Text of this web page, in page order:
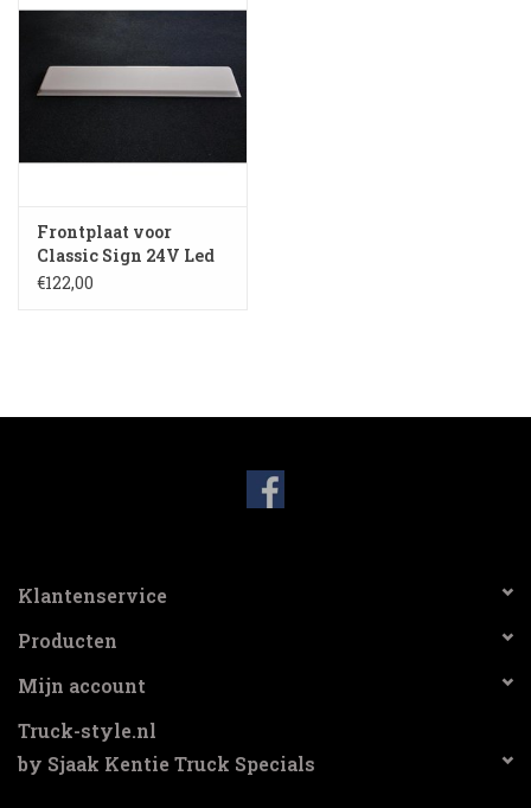
Frontplaat voor
Classic Sign 24V Led
Opbouw lichtreclame
€122,00
Klantenservice
Producten
Mijn account
Truck-style.nl
by Sjaak Kentie Truck Specials